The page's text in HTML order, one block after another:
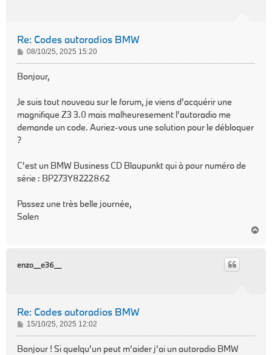
Re: Codes autoradios BMW
M
e
g
e
08/10/25, 2025 15:20
Bonjour,
Je suis tout nouveau sur le forum, je viens d’acquérir une
magnifique Z3 3.0 mais malheuresement l'autoradio me
demande un code. Auriez-vous une solution pour le débloquer
?
C'est un BMW Business CD Blaupunkt qui à pour numéro de
série : BP273Y8222862
Passez une très belle journée,
Solen
enzo__e36__
Re: Codes autoradios BMW
M
e
15/10/25, 2025 12:02
Bonjour ! Si quelqu’un peut m’aider j’ai un autoradio BMW